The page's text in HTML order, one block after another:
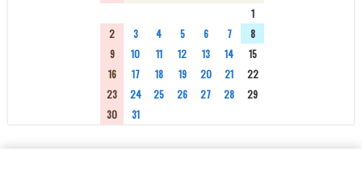
1
2
3 4 5 6 7
8
9
10 11 12 13 14
15
16
17 18 19 20 21
22
23
24 25 26 27 28
29
30
31